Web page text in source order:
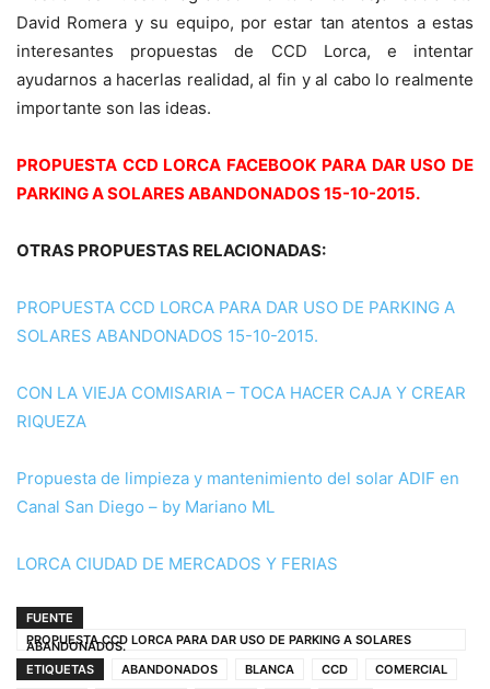
David Romera y su equipo, por estar tan atentos a estas
interesantes propuestas de CCD Lorca, e intentar
ayudarnos a hacerlas realidad, al fin y al cabo lo realmente
importante son las ideas.
PROPUESTA CCD LORCA FACEBOOK PARA DAR USO DE
PARKING A SOLARES ABANDONADOS 15-10-2015.
OTRAS PROPUESTAS RELACIONADAS:
PROPUESTA CCD LORCA PARA DAR USO DE PARKING A
SOLARES ABANDONADOS 15-10-2015.
CON LA VIEJA COMISARIA – TOCA HACER CAJA Y CREAR
RIQUEZA
Propuesta de limpieza y mantenimiento del solar ADIF en
Canal San Diego – by Mariano ML
LORCA CIUDAD DE MERCADOS Y FERIAS
FUENTE
PROPUESTA CCD LORCA PARA DAR USO DE PARKING A SOLARES
ABANDONADOS.
ETIQUETAS
ABANDONADOS BLANCA CCD
COMERCIAL